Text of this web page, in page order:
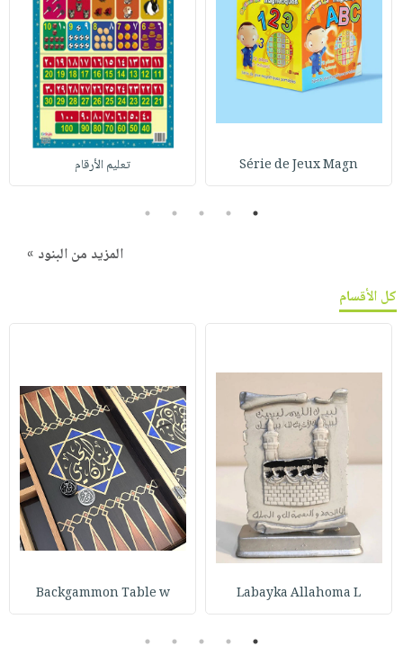
Série de Jeux Magn تعليم الأرقام
1
2
3
4
5
المزيد من البنود »
كل الأقسام
Labayka Allahoma L
Backgammon Table w
1
2
3
4
5